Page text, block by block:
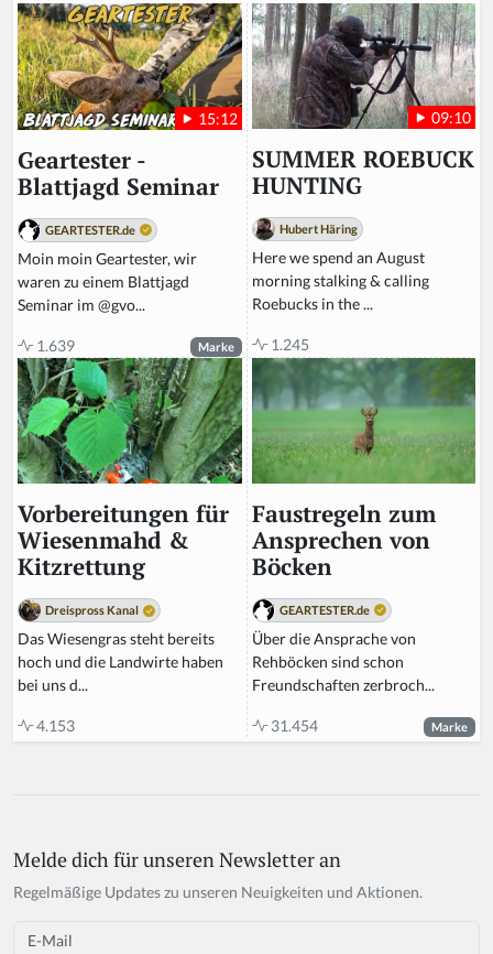
15:12
Geartester -
Blattjagd Seminar
GEARTESTER.de
Moin moin Geartester, wir
waren zu einem Blattjagd
Seminar im @gvo...
1.639 Marke
09:10
SUMMER ROEBUCK
HUNTING
Hubert Häring
Here we spend an August
morning stalking & calling
Roebucks in the ...
1.245
Vorbereitungen für
Wiesenmahd &
Kitzrettung
Dreispross Kanal
Das Wiesengras steht bereits
hoch und die Landwirte haben
bei uns d...
4.153
Faustregeln zum
Ansprechen von
Böcken
GEARTESTER.de
Über die Ansprache von
Rehböcken sind schon
Freundschaften zerbroch...
31.454 Marke
If
y
Melde dich für unseren Newsletter an
Regelmäßige Updates zu unseren Neuigkeiten und Aktionen.
Email